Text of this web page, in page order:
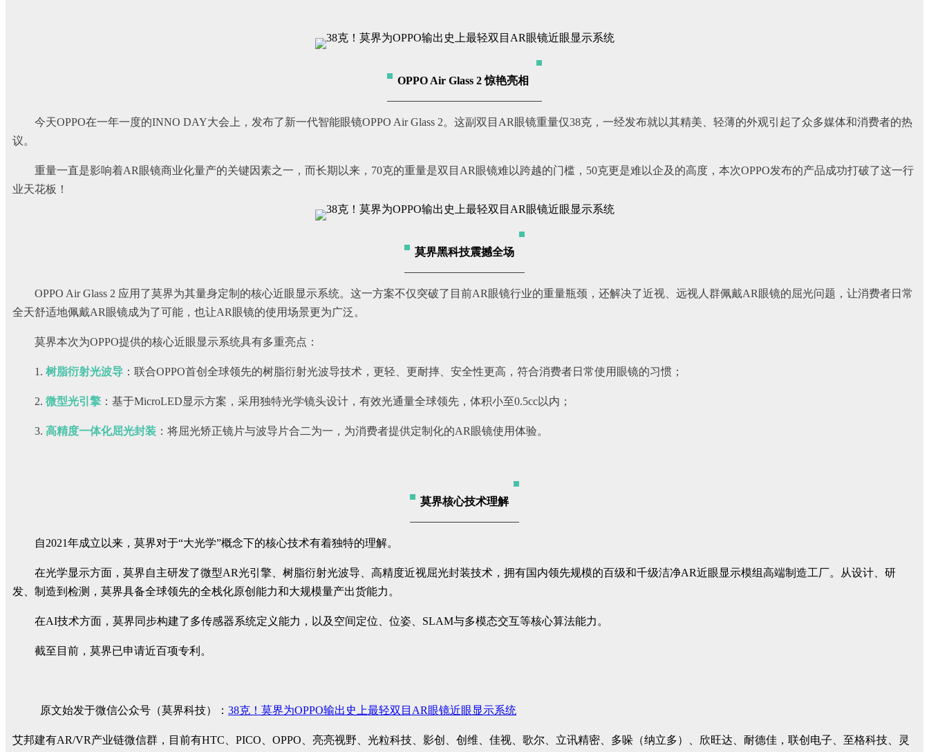
OPPO Air Glass 2 惊艳亮相
今天OPPO在一年一度的INNO DAY大会上，发布了新一代智能眼镜OPPO Air Glass 2。这副双目AR眼镜重量仅38克，一经发布就以其精美、轻薄的外观引起了众多媒体和消费者的热
议。
重量一直是影响着AR眼镜商业化量产的关键因素之一，而长期以来，70克的重量是双目AR眼镜难以跨越的门槛，50克更是难以企及的高度，本次OPPO发布的产品成功打破了这一行
业天花板！
莫界黑科技震撼全场
OPPO Air Glass 2 应用了莫界为其量身定制的核心近眼显示系统。这一方案不仅突破了目前AR眼镜行业的重量瓶颈，还解决了近视、远视人群佩戴AR眼镜的屈光问题，让消费者日常
全天舒适地佩戴AR眼镜成为了可能，也让AR眼镜的使用场景更为广泛。
莫界本次为OPPO提供的核心近眼显示系统具有多重亮点：
1. 树脂衍射光波导 ：联合OPPO首创全球领先的树脂衍射光波导技术，更轻、更耐摔、安全性更高，符合消费者日常使用眼镜的习惯；
2. 微型光引擎 ：基于MicroLED显示方案，采用独特光学镜头设计，有效光通量全球领先，体积小至0.5cc以内；
3. 高精度一体化屈光封装 ：将屈光矫正镜片与波导片合二为一，为消费者提供定制化的AR眼镜使用体验。
莫界核心技术理解
自2021年成立以来，莫界对于“大光学”概念下的核心技术有着独特的理解。
在光学显示方面，莫界自主研发了微型AR光引擎、树脂衍射光波导、高精度近视屈光封装技术，拥有国内领先规模的百级和千级洁净AR近眼显示模组高端制造工厂。从设计、研
发、制造到检测，莫界具备全球领先的全栈化原创能力和大规模量产出货能力。
在AI技术方面，莫界同步构建了多传感器系统定义能力，以及空间定位、位姿、SLAM与多模态交互等核心算法能力。
截至目前，莫界已申请近百项专利。
原文始发于微信公众号（莫界科技）： 38克！莫界为OPPO输出史上最轻双目AR眼镜近眼显示系统
艾邦建有AR/VR产业链微信群，目前有HTC、PICO、OPPO、亮亮视野、光粒科技、影创、创维、佳视、歌尔、立讯精密、多哚（纳立多）、欣旺达、耐德佳，联创电子、至格科技、灵